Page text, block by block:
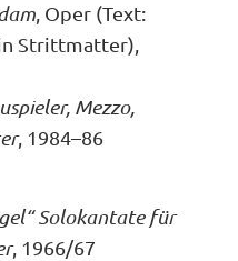
, Oper (Text:
Strittmatter),
Mezzo,
, 1984–86
Solokantate für
, 1966/67